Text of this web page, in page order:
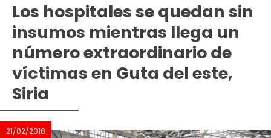
Los hospitales se quedan sin
insumos mientras llega un
número extraordinario de
víctimas en Guta del este,
Siria
21/02/2018